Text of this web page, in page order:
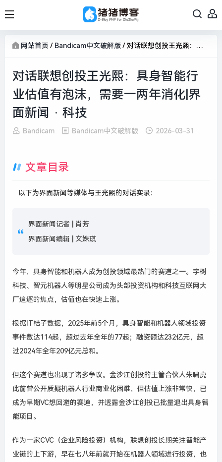
网站首页 / Bandicam中文破解版/对话联想创投王光熙：具身智能行业估值有泡沫，需要一两年消化|界面新闻 · 科技
对话联想创投王光熙：具身智能行
业估值有泡沫，需要一两年消化|界
面新闻 · 科技
Bandicam Bandicam中文破解版 2026-03-31
文章目录
以下为界面新闻等媒体与王光熙的对话实录：
界面新闻记者 |
肖芳
界面新闻编辑 | 文姝琪
今年，具身智能和机器人成为创投领域最热门的赛道之一。 宇树
科技、 智元机器人等明星公司 成为头部投资机构和科技互联网 大
厂追逐的焦点， 估值也在快速 上涨。
根据IT桔子数据，2025年前5个月，具身智能和机器人领域投资
事件数达114起，超过去年全年的77起；融资额达232亿元，超
过2024年全年209亿元总和。
但这个赛道也出现了诸多争议。 金沙江创投的主管合伙人朱啸虎
此前曾公开质疑机器人行业商业化困难， 但估值 上涨非常快， 已
成为早期VC想回避的赛道， 并透露金沙江创投已批量退出具身智
能项目 。
作为一家CVC （企业风险投资） 机构， 联想创投长期关注智能产
业链的 上下游， 早在七八年前就开始在机器人领域进行投资， 也